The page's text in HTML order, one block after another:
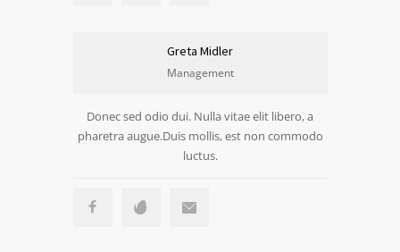
Greta Midler
Management
Donec sed odio dui. Nulla vitae elit libero, a
pharetra augue.Duis mollis, est non commodo
luctus.